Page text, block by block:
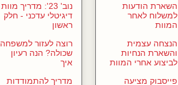
השארת הודעות
למשלוח לאחר
המוות
הנצחה עצמית
והשארת הנחיות
לביצוע אחרי המוות
פייסבוק מציעה
נוב' 23': מדריך מוות
דיגיטלי עדכני - חלק
ראשון
רוצה לעזור למשפחה
שכולה? הנה רעיון
איך
מדריך להתמודדות